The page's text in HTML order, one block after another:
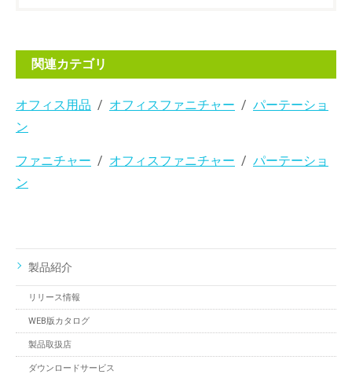
関連カテゴリ
オフィス用品 オフィスファニチャー
パーテーショ
ン
ファニチャー オフィスファニチャー
パーテーショ
ン
製品紹介
リリース情報
WEB版カタログ
製品取扱店
ダウンロードサービス